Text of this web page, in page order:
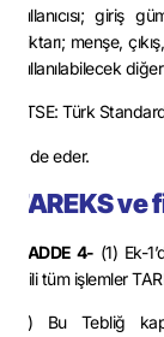
kullanıcısı; giriş
miktarı; menşe,
kullanılabilecek
j) TSE: Türk
ifade eder.
TAREKS
MADDE 4- (1) Ek-
ilgili tüm işlemler
(2) Bu Tebliğ